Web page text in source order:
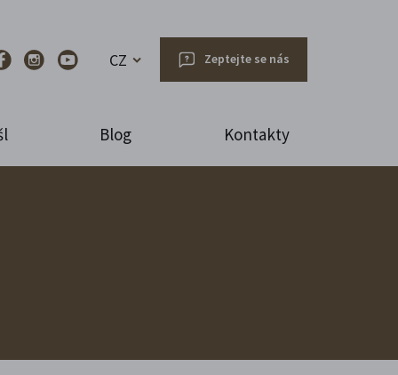
CZ Zeptejte se nás
Blog Kontakty